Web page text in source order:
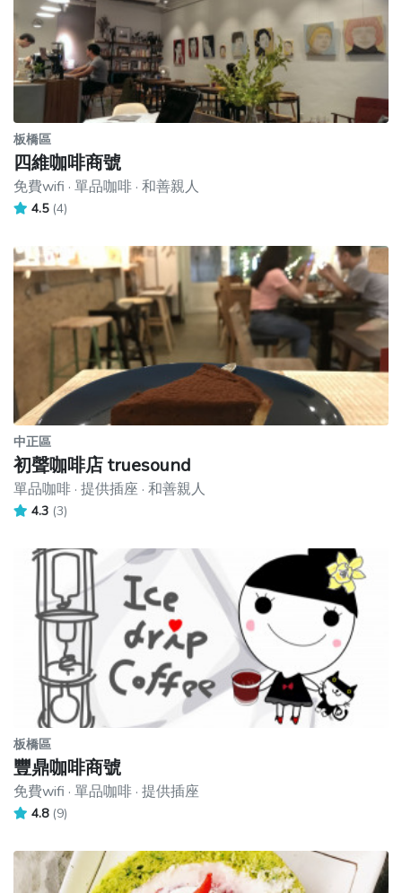
板橋區
四維咖啡商號
免費wifi · 單品咖啡 · 和善親人
4.5 (4)
中正區
初聲咖啡店 truesound
單品咖啡 · 提供插座 · 和善親人
4.3 (3)
板橋區
豐鼎咖啡商號
免費wifi · 單品咖啡 · 提供插座
4.8 (9)